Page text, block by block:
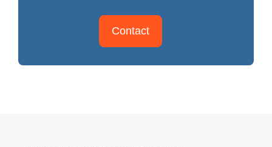
Contact